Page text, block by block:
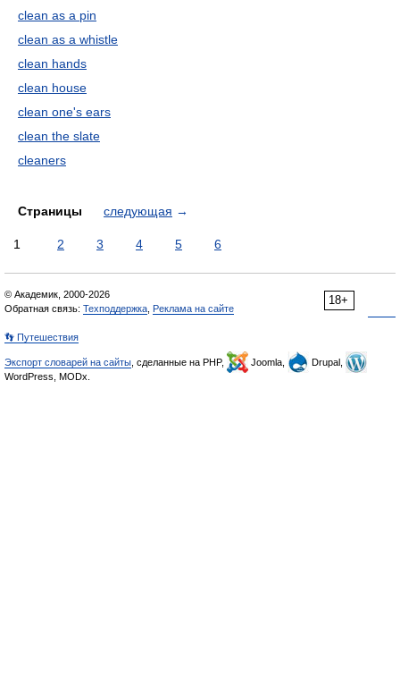
clean as a pin
clean as a whistle
clean hands
clean house
clean one's ears
clean the slate
cleaners
Страницы следующая →
1 2 3 4 5 6
18+
© Академик, 2000-2026
Обратная связь: Техподдержка Реклама на сайте
👣 Путешествия
Экспорт словарей на сайты , сделанные на PHP, Joomla,
Drupal,
WordPress, MODx.